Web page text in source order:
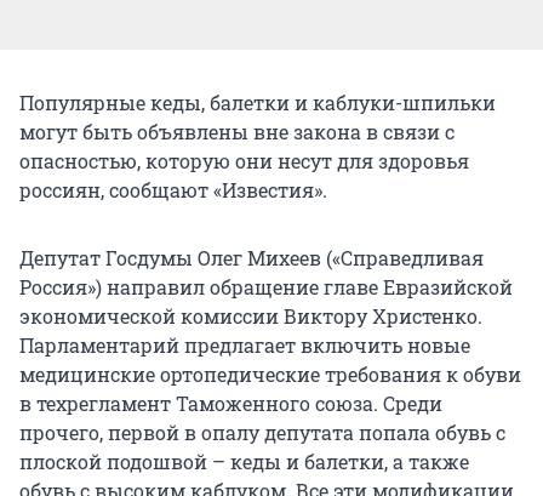
Популярные кеды, балетки и каблуки-шпильки
могут быть объявлены вне закона в связи с
опасностью, которую они несут для здоровья
россиян, сообщают «Известия».
Депутат Госдумы Олег Михеев («Справедливая
Россия») направил обращение главе Евразийской
экономической комиссии Виктору Христенко.
Парламентарий предлагает включить новые
медицинские ортопедические требования к обуви
в техрегламент Таможенного союза. Среди
прочего, первой в опалу депутата попала обувь с
плоской подошвой – кеды и балетки, а также
обувь с высоким каблуком. Все эти модификации